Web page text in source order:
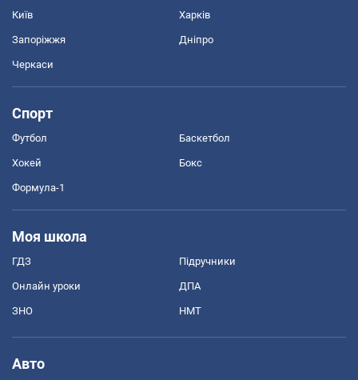
Київ Харків
Запоріжжя Дніпро
Черкаси
Спорт
Футбол Баскетбол
Хокей Бокс
Формула-1
Моя школа
ГДЗ Підручники
Онлайн уроки ДПА
ЗНО НМТ
Авто